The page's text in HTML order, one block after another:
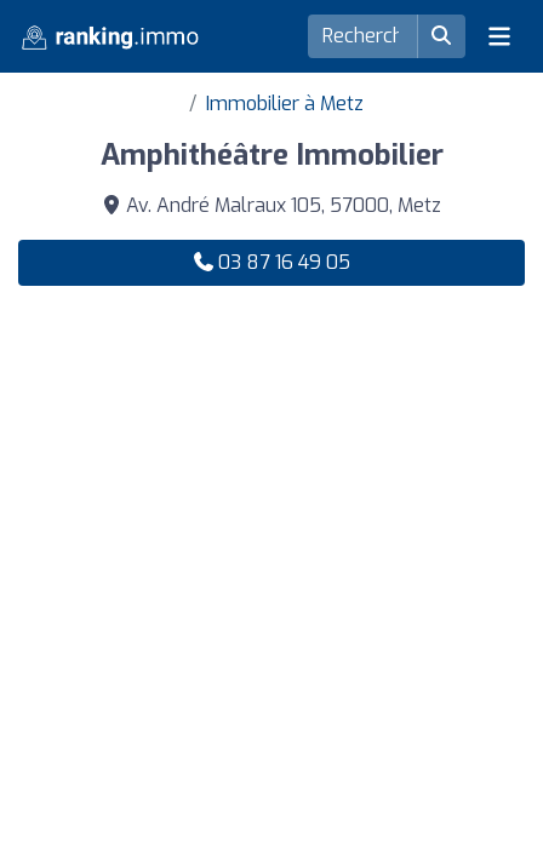
Immobilier à Metz
Amphithéâtre Immobilier
Av. André Malraux 105, 57000, Metz
03 87 16 49 05